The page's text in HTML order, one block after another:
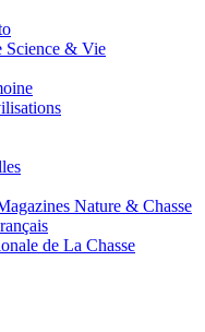
Science & Vie
Nature & Chasse
de La Chasse